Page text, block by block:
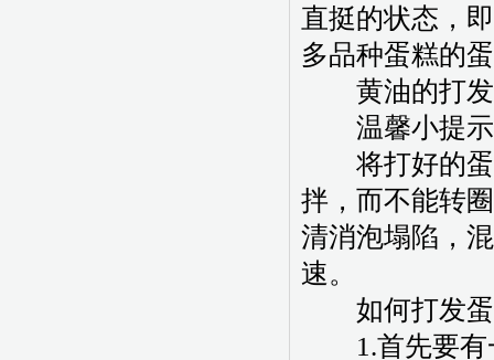
直挺的状态，
多品种蛋糕的
黄油的打发
温馨小提示
将打好的蛋
拌，而不能转
清消泡塌陷，
速。
如何打发蛋
1.首先要有